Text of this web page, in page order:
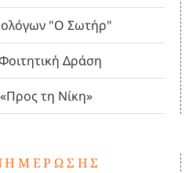
"Ο Σωτήρ"
Δράση
τη Νίκη»